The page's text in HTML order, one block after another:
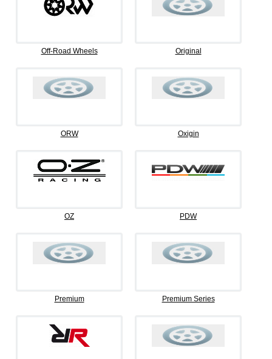
Off-Road Wheels Original
ORW Oxigin
OZ PDW
Premium Premium Series